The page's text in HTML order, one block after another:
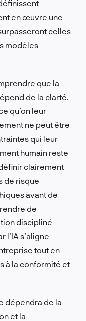
en œuvre une
celles
modèles
que la
de la clarté.
qu’on leur
ne peut être
qui leur
humain reste
clairement
de risque
avant de
de
discipliné
l’IA s’aligne
tout en
à la conformité et
dépendra de la
et la